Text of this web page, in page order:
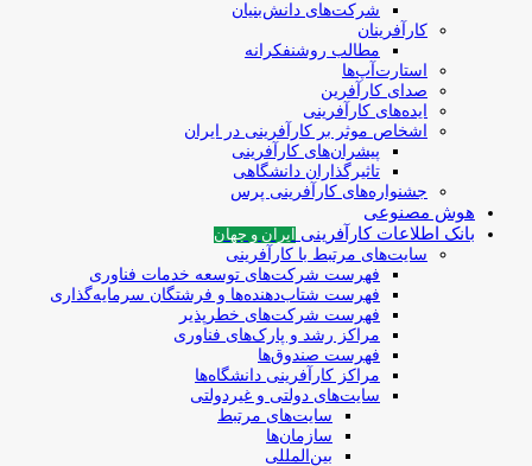
شرکت‌های دانش‌بنیان
کارآفرینان
مطالب روشنفکرانه
استارت‌آپ‌ها
صدای کارآفرین
ایده‌های کارآفرینی
اشخاص موثر بر کارآفرینی در ایران
پیشران‌های کارآفرینی
تاثیرگذاران دانشگاهی
جشنواره‌های کارآفرینی‌ پرس
هوش مصنوعی
بانک اطلاعات کارآفرینی
ایران و جهان
سایت‌های مرتبط با کارآفرینی
فهرست شرکت‌های‌‌ توسعه‌ خدمات فناوری
فهرست شتاب‌دهنده‌ها‌ و فرشتگان‌ سرمایه‌گذاری
فهرست شرکت‌های خطرپذیر
مراکز رشد و پارک‌های فناوری
فهرست صندوق‌ها
مراکز کارآفرینی دانشگاه‌ها
سایت‌های دولتی و غیردولتی
سایت‌های مرتبط
سازمان‌ها
بین‌المللی